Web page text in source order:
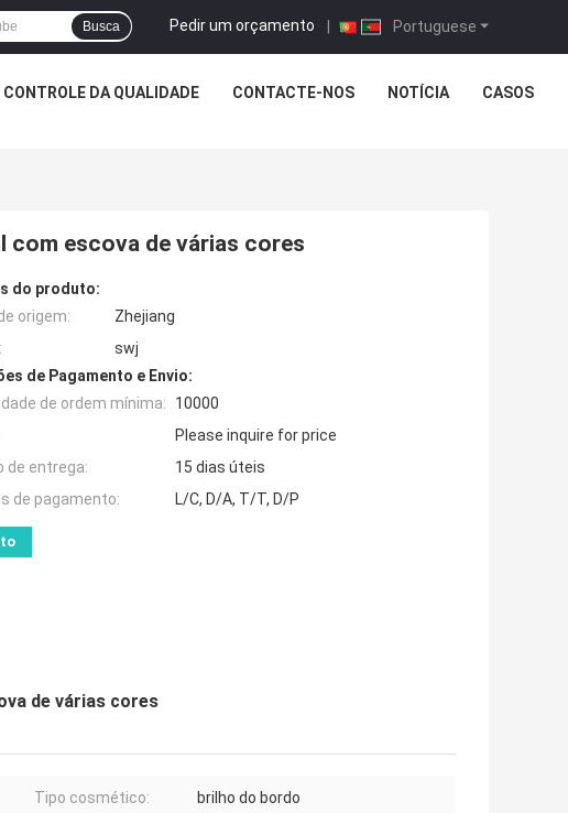
Portuguese
Pedir um orçamento |
Busca
CONTROLE DA QUALIDADE CONTACTE-NOS NOTÍCIA CASOS
com escova de várias cores
do produto:
origem:
Zhejiang
swj
de Pagamento e Envio:
de ordem mínima:
10000
Please inquire for price
de entrega:
15 dias úteis
de pagamento:
L/C, D/A, T/T, D/P
de várias cores
Tipo cosmético: brilho do bordo